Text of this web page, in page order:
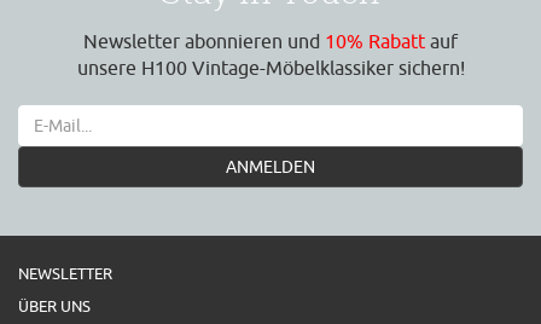
Newsletter abonnieren und 10% Rabatt auf
unsere H100 Vintage-Möbelklassiker sichern!
ANMELDEN
NEWSLETTER
ÜBER UNS